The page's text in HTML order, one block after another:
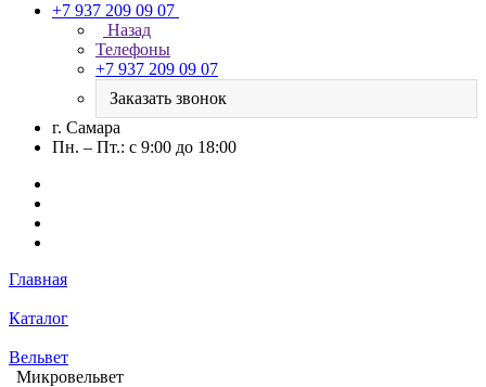
+7 937 209 09 07
Назад
Телефоны
+7 937 209 09 07
Заказать звонок
г. Самара
Пн. – Пт.: с 9:00 до 18:00
Главная
Каталог
Вельвет
Микровельвет